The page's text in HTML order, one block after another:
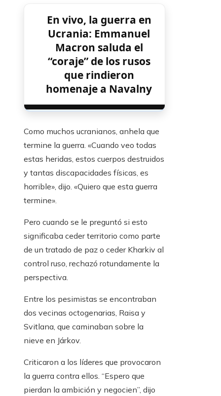
En vivo, la guerra en
Ucrania: Emmanuel
Macron saluda el
“coraje” de los rusos
que rindieron
homenaje a Navalny
Como muchos ucranianos, anhela que
termine la guerra. «Cuando veo todas
estas heridas, estos cuerpos destruidos
y tantas discapacidades físicas, es
horrible», dijo. «Quiero que esta guerra
termine».
Pero cuando se le preguntó si esto
significaba ceder territorio como parte
de un tratado de paz o ceder Kharkiv al
control ruso, rechazó rotundamente la
perspectiva.
Entre los pesimistas se encontraban
dos vecinas octogenarias, Raisa y
Svitlana, que caminaban sobre la
nieve en Járkov.
Criticaron a los líderes que provocaron
la guerra contra ellos. “Espero que
pierdan la ambición y negocien”, dijo